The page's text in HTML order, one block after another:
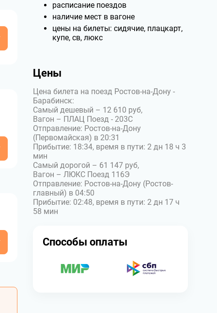
расписание поездов
наличие мест в вагоне
цены на билеты: сидячие, плацкарт,
купе, св, люкс
Цены
Цена билета на поезд Ростов-на-Дону -
Барабинск:
Самый дешевый – 12 610 руб,
Вагон – ПЛАЦ Поезд - 203С
Отправление: Ростов-на-Дону
(Первомайская) в 20:31
Прибытие: 18:34, время в пути: 2 дн 18 ч 3
мин
Самый дорогой – 61 147 руб,
Вагон – ЛЮКС Поезд 116Э
Отправление: Ростов-на-Дону (Ростов-
главный) в 04:50
Прибытие: 02:48, время в пути: 2 дн 17 ч
58 мин
Способы оплаты